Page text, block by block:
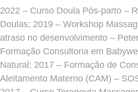
2022 – Curso Doula Pós-parto –
Doulas; 2019 – Workshop
atraso no desenvolvimento –
Formação Consultoria em
Natural; 2017 – Formação de
Aleitamento Materno (CAM) –